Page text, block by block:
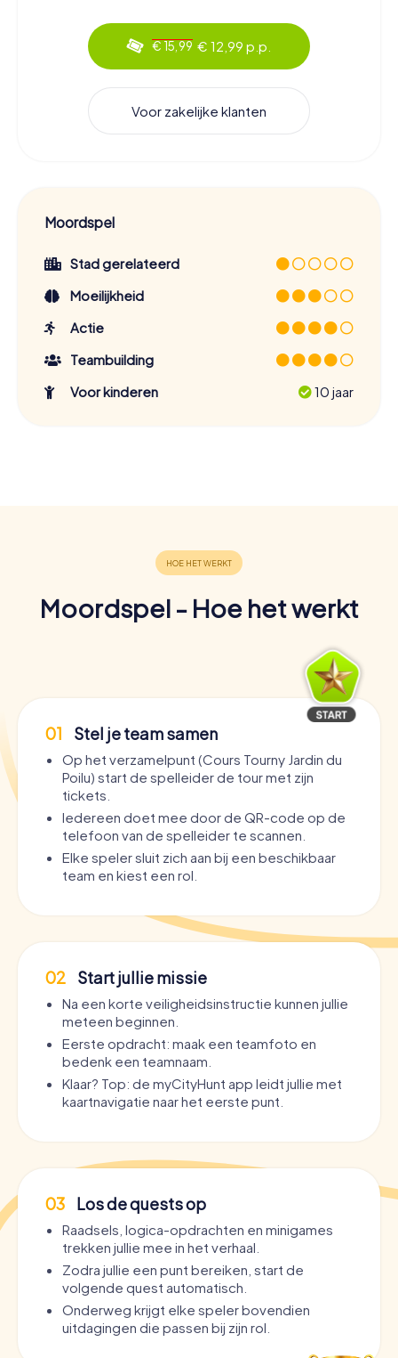
€ 15,99 € 12,99 p.p.
Voor zakelijke klanten
Moordspel
Stad gerelateerd
Moeilijkheid
Actie
Teambuilding
Voor kinderen
10 jaar
Moordspel - Hoe het werkt
01 Stel je team samen
Op het verzamelpunt (Cours Tourny Jardin du
Poilu) start de spelleider de tour met zijn
tickets.
Iedereen doet mee door de QR-code op de
telefoon van de spelleider te scannen.
Elke speler sluit zich aan bij een beschikbaar
team en kiest een rol.
02 Start jullie missie
Na een korte veiligheidsinstructie kunnen jullie
meteen beginnen.
Eerste opdracht: maak een teamfoto en
bedenk een teamnaam.
Klaar? Top: de myCityHunt app leidt jullie met
kaartnavigatie naar het eerste punt.
03 Los de quests op
Raadsels, logica-opdrachten en minigames
trekken jullie mee in het verhaal.
Zodra jullie een punt bereiken, start de
volgende quest automatisch.
Onderweg krijgt elke speler bovendien
uitdagingen die passen bij zijn rol.